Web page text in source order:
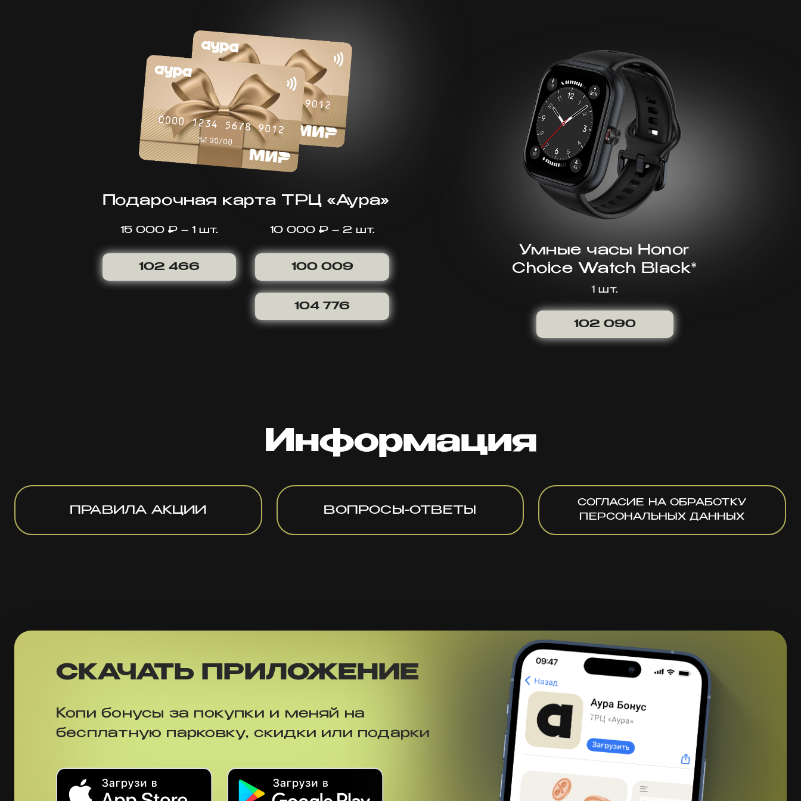
Подарочная карта ТРЦ «Аура»
15 000 ₽ – 1 шт.
102 466
10 000 ₽ – 2 шт.
100 009
104 776
Умные часы Honor
Choice Watch Black*
1 шт.
102 090
Информация
ПРАВИЛА АКЦИИ ВОПРОСЫ-ОТВЕТЫ
СОГЛАСИЕ НА ОБРАБОТКУ
ПЕРСОНАЛЬНЫХ ДАННЫХ
СКАЧАТЬ ПРИЛОЖЕНИЕ
Копи бонусы за покупки и меняй на
бесплатную парковку, скидки или подарки